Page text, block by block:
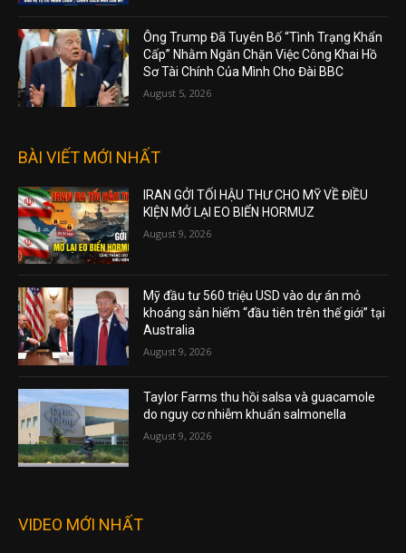
Ông Trump Đã Tuyên Bố “Tình Trạng Khẩn
Cấp” Nhằm Ngăn Chặn Việc Công Khai Hồ
Sơ Tài Chính Của Mình Cho Đài BBC
August 5, 2026
BÀI VIẾT MỚI NHẤT
IRAN GỞI TỐI HẬU THƯ CHO MỸ VỀ ĐIỀU
KIỆN MỞ LẠI EO BIỂN HORMUZ
August 9, 2026
Mỹ đầu tư 560 triệu USD vào dự án mỏ
khoáng sản hiếm “đầu tiên trên thế giới” tại
Australia
August 9, 2026
Taylor Farms thu hồi salsa và guacamole
do nguy cơ nhiễm khuẩn salmonella
August 9, 2026
VIDEO MỚI NHẤT